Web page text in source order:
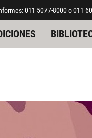
011 5077-8000 o